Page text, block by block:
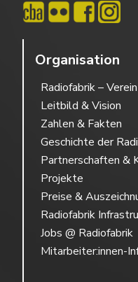
Organisation
Radiofabrik –
Leitbild & Vision
Zahlen & Fakten
Geschichte der
Partnerschaften &
Projekte
Preise &
Radiofabrik
Jobs @ Radiofabrik
Mitarbeiter:innen-